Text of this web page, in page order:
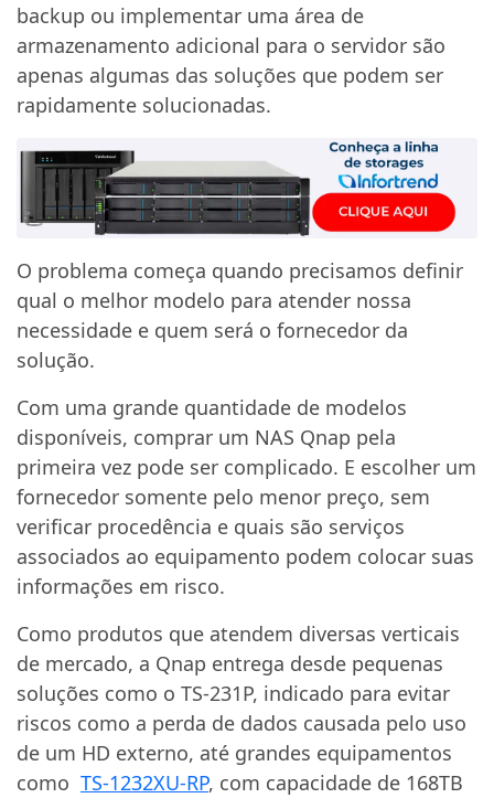
backup ou implementar uma área de
armazenamento adicional para o servidor são
apenas algumas das soluções que podem ser
rapidamente solucionadas.
O problema começa quando precisamos definir
qual o melhor modelo para atender nossa
necessidade e quem será o fornecedor da
solução.
Com uma grande quantidade de modelos
disponíveis, comprar um NAS Qnap pela
primeira vez pode ser complicado. E escolher um
fornecedor somente pelo menor preço, sem
verificar procedência e quais são serviços
associados ao equipamento podem colocar suas
informações em risco.
Como produtos que atendem diversas verticais
de mercado, a Qnap entrega desde pequenas
soluções como o TS-231P, indicado para evitar
riscos como a perda de dados causada pelo uso
de um HD externo, até grandes equipamentos
como TS-1232XU-RP, com capacidade de 168TB